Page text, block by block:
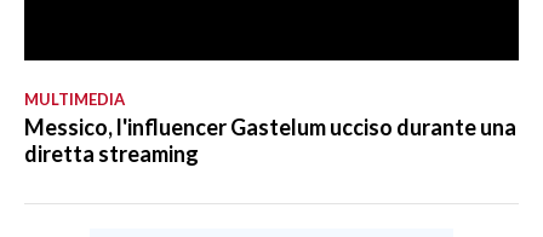
MULTIMEDIA
Messico, l'influencer Gastelum ucciso durante una
diretta streaming